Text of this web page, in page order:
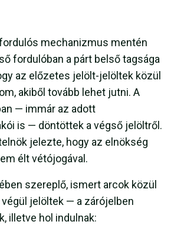
mechanizmus mentén
fordulóban a párt belső tagsága
az előzetes jelölt-jelöltek közül
akiből tovább lehet jutni. A
— immár az adott
is — döntöttek a végső jelöltről.
jelezte, hogy az elnökség
élt vétójogával.
szereplő, ismert arcok közül
jelöltek — a zárójelben
illetve hol indulnak: